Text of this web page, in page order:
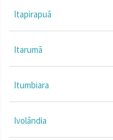
Itapirapuã
Itarumã
Itumbiara
Ivolândia